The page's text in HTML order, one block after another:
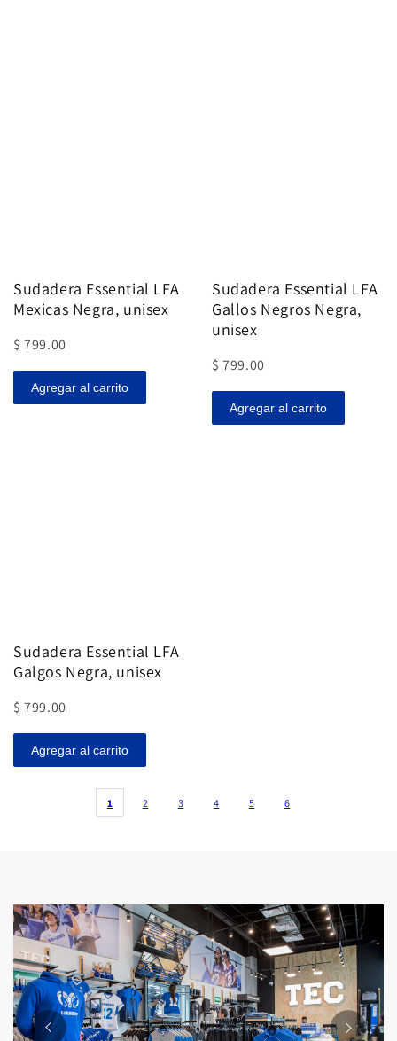
Sudadera Essential LFA
Mexicas Negra, unisex
$ 799.00
Agregar al carrito
Sudadera Essential LFA
Gallos Negros Negra,
unisex
$ 799.00
Agregar al carrito
Sudadera Essential LFA
Galgos Negra, unisex
$ 799.00
Agregar al carrito
1 2 3 4 5 6